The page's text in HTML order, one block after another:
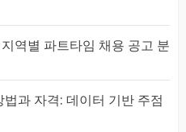
역별 파트타임 채용 공고 분
과 자격: 데이터 기반 주점